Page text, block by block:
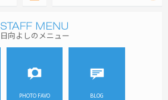
日向よしのメニュー
PHOTO FAVO BLOG